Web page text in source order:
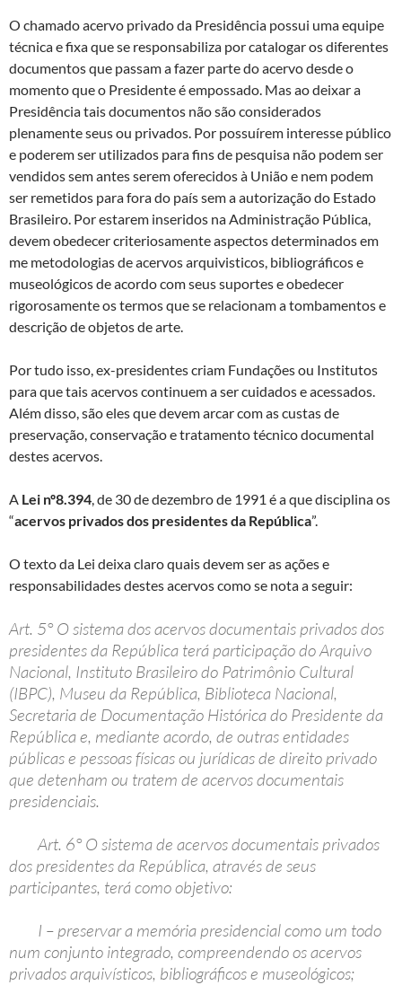
O chamado acervo privado da Presidência possui uma equipe
técnica e fixa que se responsabiliza por catalogar os diferentes
documentos que passam a fazer parte do acervo desde o
momento que o Presidente é empossado. Mas ao deixar a
Presidência tais documentos não são considerados
plenamente seus ou privados. Por possuírem interesse público
e poderem ser utilizados para fins de pesquisa não podem ser
vendidos sem antes serem oferecidos à União e nem podem
ser remetidos para fora do país sem a autorização do Estado
Brasileiro. Por estarem inseridos na Administração Pública,
devem obedecer criteriosamente aspectos determinados em
me metodologias de acervos arquivisticos, bibliográficos e
museológicos de acordo com seus suportes e obedecer
rigorosamente os termos que se relacionam a tombamentos e
descrição de objetos de arte.
Por tudo isso, ex-presidentes criam Fundações ou Institutos
para que tais acervos continuem a ser cuidados e acessados.
Além disso, são eles que devem arcar com as custas de
preservação, conservação e tratamento técnico documental
destes acervos.
A Lei nº8.394, de 30 de dezembro de 1991 é a que disciplina os
“acervos privados dos presidentes da República”.
O texto da Lei deixa claro quais devem ser as ações e
responsabilidades destes acervos como se nota a seguir:
Art. 5° O sistema dos acervos documentais privados dos
presidentes da República terá participação do Arquivo
Nacional, Instituto Brasileiro do Patrimônio Cultural
(IBPC), Museu da República, Biblioteca Nacional,
Secretaria de Documentação Histórica do Presidente da
República e, mediante acordo, de outras entidades
públicas e pessoas físicas ou jurídicas de direito privado
que detenham ou tratem de acervos documentais
presidenciais.
Art. 6° O sistema de acervos documentais privados
dos presidentes da República, através de seus
participantes, terá como objetivo:
I – preservar a memória presidencial como um todo
num conjunto integrado, compreendendo os acervos
privados arquivísticos, bibliográficos e museológicos;